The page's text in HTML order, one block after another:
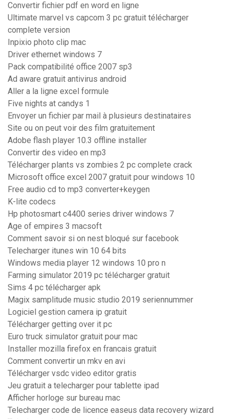
Convertir fichier pdf en word en ligne
Ultimate marvel vs capcom 3 pc gratuit télécharger
complete version
Inpixio photo clip mac
Driver ethernet windows 7
Pack compatibilité office 2007 sp3
Ad aware gratuit antivirus android
Aller a la ligne excel formule
Five nights at candys 1
Envoyer un fichier par mail à plusieurs destinataires
Site ou on peut voir des film gratuitement
Adobe flash player 10.3 offline installer
Convertir des video en mp3
Télécharger plants vs zombies 2 pc complete crack
Microsoft office excel 2007 gratuit pour windows 10
Free audio cd to mp3 converter+keygen
K-lite codecs
Hp photosmart c4400 series driver windows 7
Age of empires 3 macsoft
Comment savoir si on nest bloqué sur facebook
Telecharger itunes win 10 64 bits
Windows media player 12 windows 10 pro n
Farming simulator 2019 pc télécharger gratuit
Sims 4 pc télécharger apk
Magix samplitude music studio 2019 seriennummer
Logiciel gestion camera ip gratuit
Télécharger getting over it pc
Euro truck simulator gratuit pour mac
Installer mozilla firefox en francais gratuit
Comment convertir un mkv en avi
Télécharger vsdc video editor gratis
Jeu gratuit a telecharger pour tablette ipad
Afficher horloge sur bureau mac
Telecharger code de licence easeus data recovery wizard